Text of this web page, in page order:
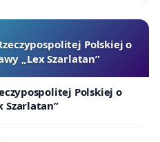
Polskiej o
„Lex Szarlatan”
Polskiej o
Szarlatan”